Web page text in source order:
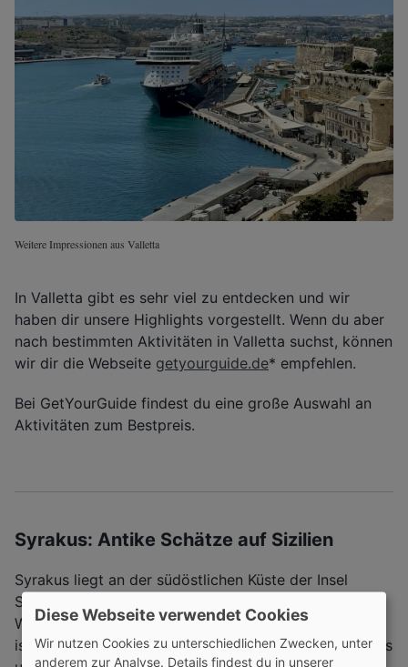
Weitere Impressionen aus Valletta
In Valletta gibt es sehr viel zu entdecken und wir
haben dir unsere Highlights vorgestellt. Wenn du aber
nach bestimmten Aktivitäten in Valletta suchst, können
wir dir die Webseite getyourguide.de* empfehlen.
Bei GetYourGuide findest du eine große Auswahl an
Aktivitäten zum Bestpreis.
Syrakus: Antike Schätze auf Sizilien
Syrakus liegt an der südöstlichen Küste der Insel
Sizilien und wurde 2005 von der UNESCO in das
Weltkulturerbe aufgenommen. Besonders sehenswert
ist aus unserer Sicht die Altstadt mit ihren vielen Cafés
Diese Webseite verwendet Cookies
Wir nutzen Cookies zu unterschiedlichen Zwecken, unter
anderem zur Analyse. Details findest du in unserer